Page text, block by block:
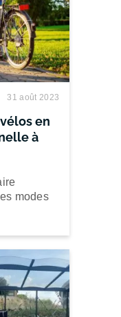
31 août 2023
en
à
modes